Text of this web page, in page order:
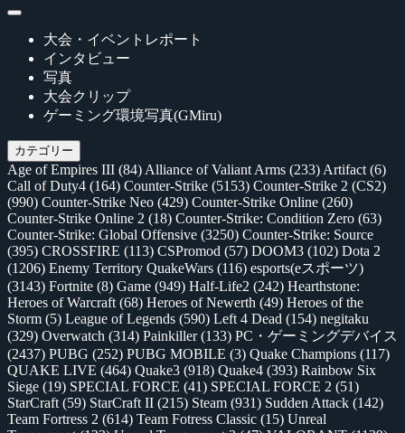
大会・イベントレポート
インタビュー
写真
大会クリップ
ゲーミング環境写真(GMiru)
カテゴリー
Age of Empires III (84) Alliance of Valiant Arms (233) Artifact (6)
Call of Duty4 (164) Counter-Strike (5153) Counter-Strike 2 (CS2)
(990) Counter-Strike Neo (429) Counter-Strike Online (260)
Counter-Strike Online 2 (18) Counter-Strike: Condition Zero (63)
Counter-Strike: Global Offensive (3250) Counter-Strike: Source
(395) CROSSFIRE (113) CSPromod (57) DOOM3 (102) Dota 2
(1206) Enemy Territory QuakeWars (116) esports(eスポーツ)
(3143) Fortnite (8) Game (949) Half-Life2 (242) Hearthstone:
Heroes of Warcraft (68) Heroes of Newerth (49) Heroes of the
Storm (5) League of Legends (590) Left 4 Dead (154) negitaku
(329) Overwatch (314) Painkiller(133) PC・ゲーミングデバイス
(2437) PUBG (252) PUBG MOBILE (3) Quake Champions (117)
QUAKE LIVE (464) Quake3 (918) Quake4 (393) Rainbow Six
Siege (19) SPECIAL FORCE (41) SPECIAL FORCE 2 (51)
StarCraft (59) StarCraft II (215) Steam (931) Sudden Attack (142)
Team Fortress 2 (614) Team Fotress Classic (15) Unreal